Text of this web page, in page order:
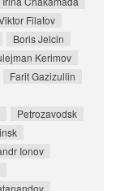
Filatov
Boris Jelcin
Kerimov
Farit Gazizullin
Petrozavodsk
Ionov